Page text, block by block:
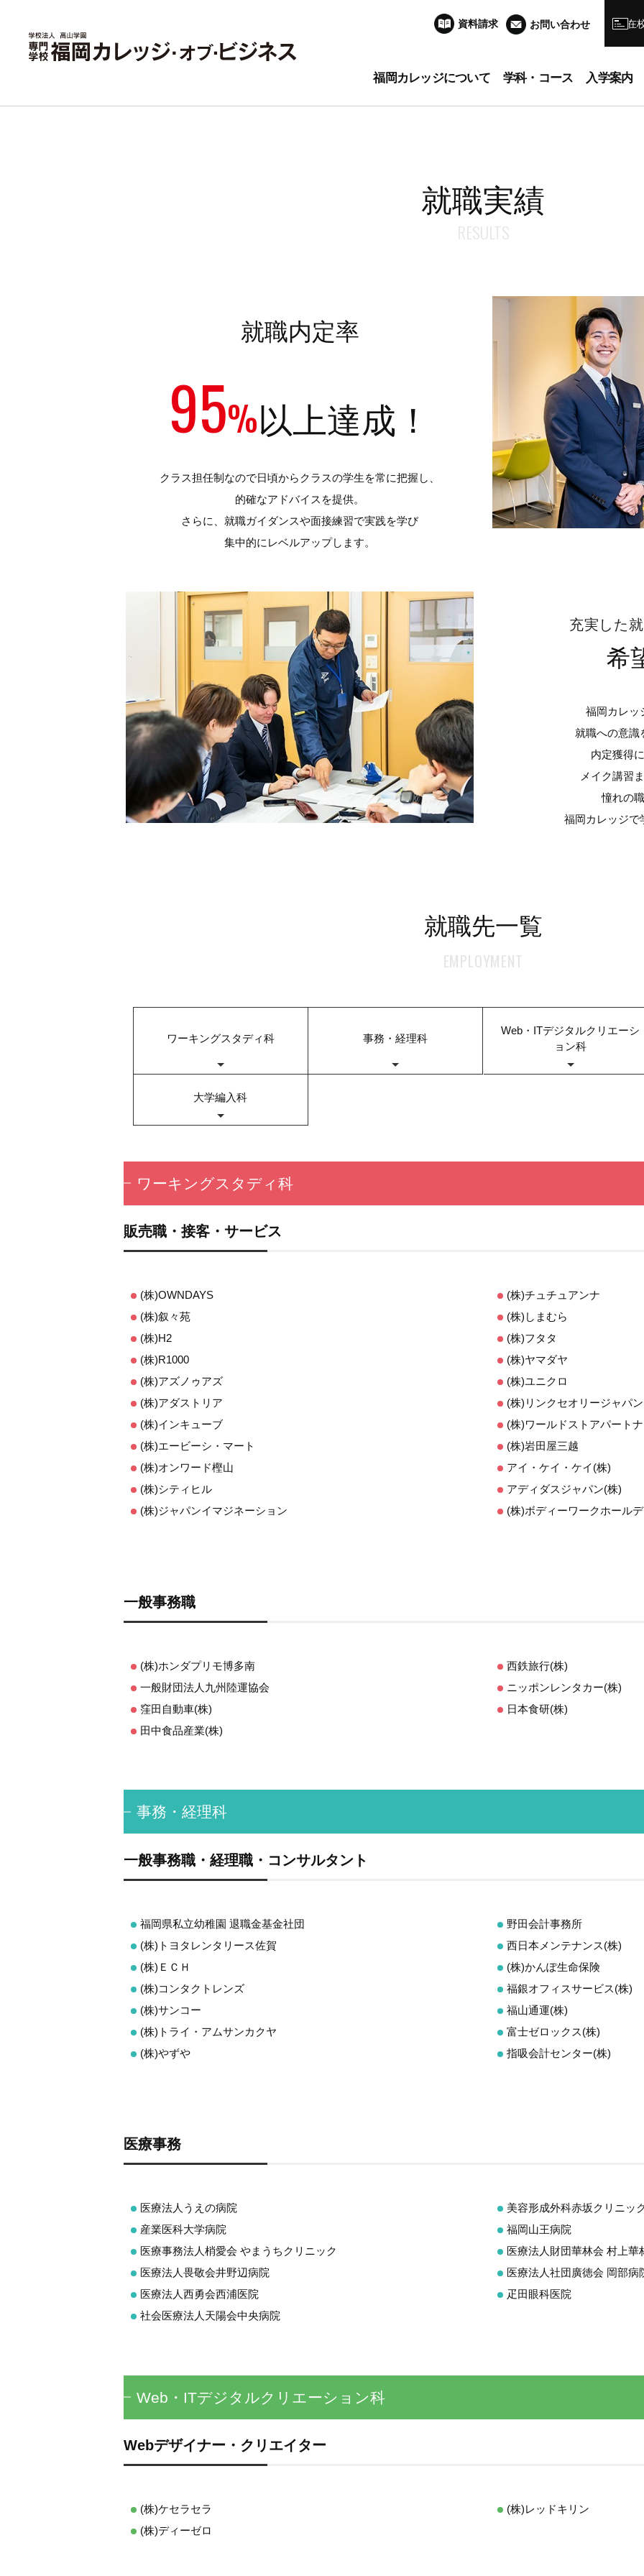
在
お問い合わせ
資料請求
福岡カレッジについて 学科・コース 入学案内
就職実績
RESULTS
就職内定率
95%以上達成！
クラス担任制なので日頃からクラスの学生を常に把握し、
的確なアドバイスを提供。
さらに、就職ガイダンスや面接練習で実践を学び
集中的にレベルアップします。
充実した
希
福岡カレッ
就職への意識
内定獲得
メイク講習
憧れの
福岡カレッジで
就職先一覧
EMPLOYMENT
ワーキングスタディ科 事務・経理科
Web・ITデジタルクリエーシ
ョン科
大学編入科
ワーキングスタディ科
販売職・接客・サービス
(株)OWNDAYS
(株)叙々苑
(株)H2
(株)R1000
(株)アズノゥアズ
(株)アダストリア
(株)インキューブ
(株)エービーシ・マート
(株)オンワード樫山
(株)シティヒル
(株)ジャパンイマジネーション
(株)チュチュアンナ
(株)しまむら
(株)フタタ
(株)ヤマダヤ
(株)ユニクロ
(株)リンクセオリージャパン
(株)ワールドストアパート
(株)岩田屋三越
アイ・ケイ・ケイ(株)
アディダスジャパン(株)
(株)ボディーワークホール
一般事務職
(株)ホンダプリモ博多南
一般財団法人九州陸運協会
窪田自動車(株)
田中食品産業(株)
西鉄旅行(株)
ニッポンレンタカー(株)
日本食研(株)
事務・経理科
一般事務職・経理職・コンサルタント
福岡県私立幼稚園 退職金基金社団
(株)トヨタレンタリース佐賀
(株)ＥＣＨ
(株)コンタクトレンズ
(株)サンコー
(株)トライ・アムサンカクヤ
(株)やずや
野田会計事務所
西日本メンテナンス(株)
(株)かんぽ生命保険
福銀オフィスサービス(株)
福山通運(株)
富士ゼロックス(株)
指吸会計センター(株)
医療事務
医療法人うえの病院
産業医科大学病院
医療事務法人梢愛会 やまうちクリニック
医療法人畏敬会井野辺病院
医療法人西勇会西浦医院
社会医療法人天陽会中央病院
美容形成外科赤坂クリニッ
福岡山王病院
医療法人財団華林会 村上華
医療法人社団廣徳会 岡部病
疋田眼科医院
Web・ITデジタルクリエーション科
Webデザイナー・クリエイター
(株)ケセラセラ
(株)ディーゼロ
(株)レッドキリン